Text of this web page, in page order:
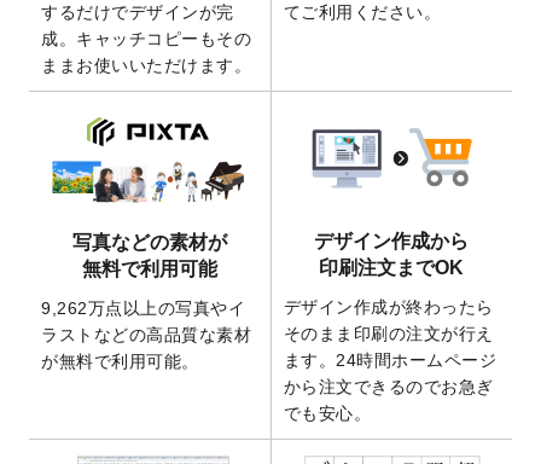
方法」を公開いたしました。
2026/4/21
アクリルキーホルダーのデザインテンプレ
ート を追加いたしました。
りました！
2025/12/22
【新商品】アクリルキーホルダーが作成で
きるようになりました！
2025/12/22
2026年版4月始まりのカレンダーデザイン
テンプレート
を公開いたしました。
開いたしました。
2025/9/30
【新商品】クリアファイルバッグ が作成で
きるようになりました！
2026年午年の年賀状デザインテンプレート
を公開いたしました。
するだけでデザインが完
成。キャッチコピーもその
ままお使いいただけます。
てご利用ください。
写真などの素材が
無料で利用可能
9,262万点以上の写真やイ
ラストなどの高品質な素材
が無料で利用可能。
デザイン作成から
印刷注文までOK
デザイン作成が終わったら
そのまま印刷の注文が行え
ます。24時間ホームページ
から注文できるのでお急ぎ
でも安心。